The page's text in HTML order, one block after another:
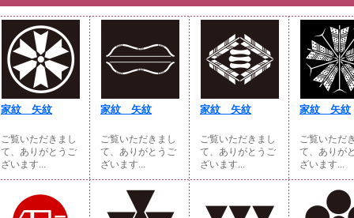
家紋 矢紋
ご覧いただきまし
て、ありがとうご
ざいます...
家紋 矢紋
ご覧いただきまし
て、ありがとうご
ざいます...
家紋 矢紋
ご覧いただきまし
て、ありがとうご
ざいます...
家紋 矢紋
ご覧いただ
て、ありが
ざいます...